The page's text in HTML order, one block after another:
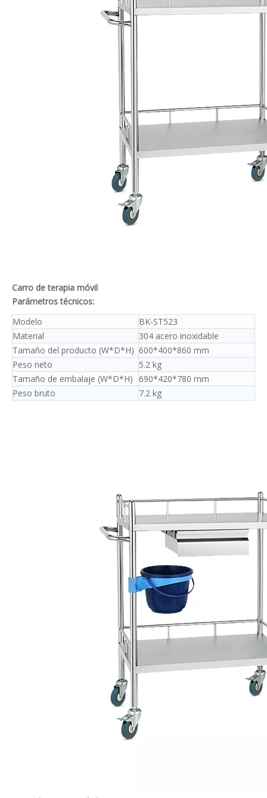
Carro de terapia móvil
Parámetros técnicos:
Modelo
BK-ST523
Material
304 acero inoxidable
Tamaño del producto (W*D*H) 600*400*860 mm
Peso neto
5.2 kg
Tamaño de embalaje (W*D*H) 690*420*780 mm
Peso bruto
7.2 kg